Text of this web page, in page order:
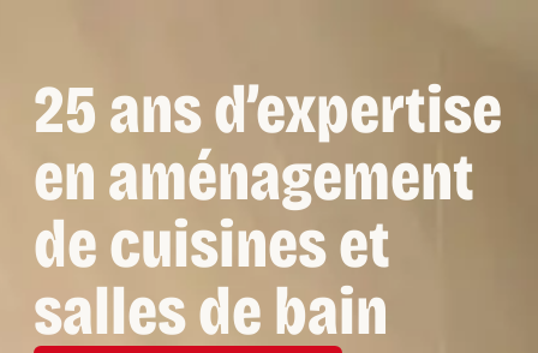
25 ans d’expertise
en aménagement
de cuisines et
salles de bain